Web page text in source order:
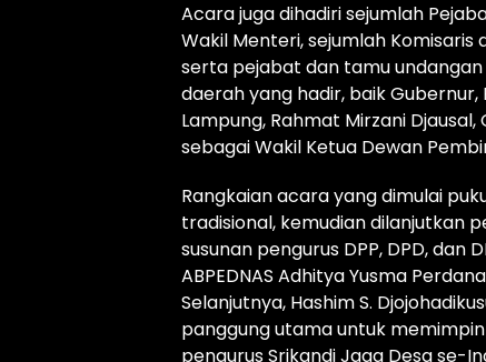
Acara juga dihadiri sejumlah
Wakil Menteri, sejumlah Komisaris
serta pejabat dan tamu
daerah yang hadir, baik
Lampung, Rahmat Mirzani
sebagai Wakil Ketua Dewan
Rangkaian acara yang dimulai
tradisional, kemudian dilanjutkan
susunan pengurus DPP, DPD, dan
ABPEDNAS Adhitya Yusma
Selanjutnya, Hashim S.
panggung utama untuk
pengurus Srikandi Jaga Desa se-